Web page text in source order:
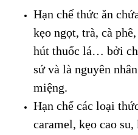
Hạn chế thức ăn
kẹo ngọt, trà, cà
hút thuốc lá… bởi
sứ và là nguyên
miệng.
Hạn chế các loại
caramel, kẹo cao